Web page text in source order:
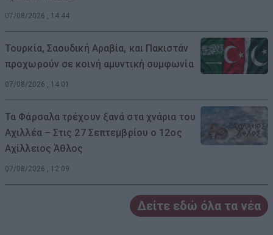
07/08/2026 , 14:44
Τουρκία, Σαουδική Αραβία, και Πακιστάν
προχωρούν σε κοινή αμυντική συμφωνία
07/08/2026 , 14:01
Τα Φάρσαλα τρέχουν ξανά στα χνάρια του
Αχιλλέα – Στις 27 Σεπτεμβρίου ο 12ος
Αχίλλειος Άθλος
07/08/2026 , 12:09
Δείτε εδώ όλα τα νέα